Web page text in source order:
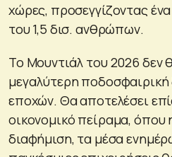
χώρες, προσεγγίζοντας
του 1,5 δισ. ανθρώπων.
Το Μουντιάλ του 2026 δεν
μεγαλύτερη
εποχών. Θα αποτελέσει
οικονομικό πείραμα, όπου
διαφήμιση, τα μέσα